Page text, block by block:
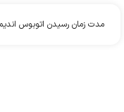
مدت زمان رسیدن اتوبوس